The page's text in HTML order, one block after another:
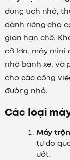
dung tích nhỏ,
dành riêng cho
gian hạn chế.
cỡ lớn, máy mini
nhờ bánh xe, và
cho các công
đường nhỏ.
Các loại
Máy
tự do
ướt.